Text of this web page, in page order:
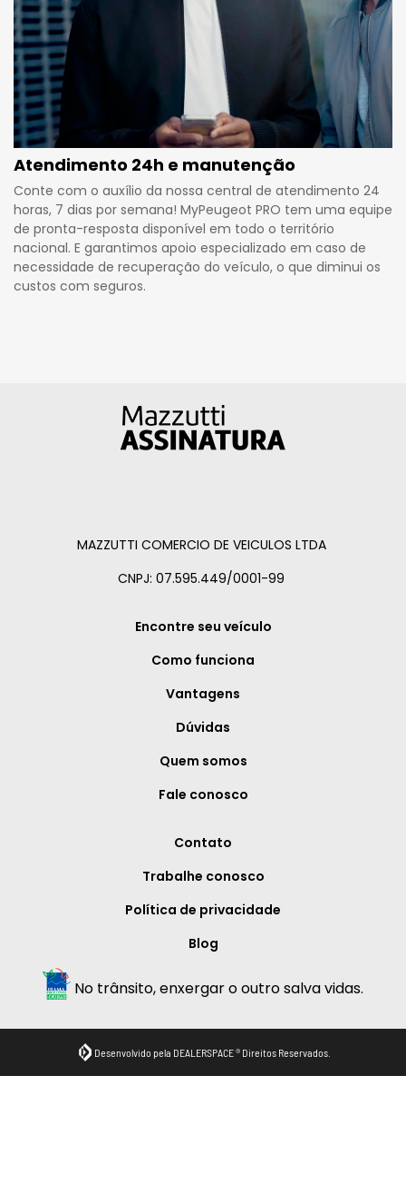
Atendimento 24h e manutenção
Conte com o auxílio da nossa central de atendimento 24
horas, 7 dias por semana! MyPeugeot PRO tem uma equipe
de pronta-resposta disponível em todo o território
nacional. E garantimos apoio especializado em caso de
necessidade de recuperação do veículo, o que diminui os
custos com seguros.
MAZZUTTI COMERCIO DE VEICULOS LTDA
CNPJ: 07.595.449/0001-99
Encontre seu veículo
Como funciona
Vantagens
Dúvidas
Quem somos
Fale conosco
Contato
Trabalhe conosco
Política de privacidade
Blog
No trânsito, enxergar o outro salva vidas.
Desenvolvido pela DEALERSPACE ® Direitos Reservados.